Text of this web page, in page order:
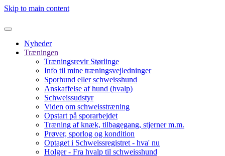
Skip to main content
Nyheder
Træningen
Træningsrevir Størlinge
Info til mine træningsvejledninger
Sporhund eller schweisshund
Anskaffelse af hund (hvalp)
Schweissudstyr
Viden om schweisstræning
Opstart på sporarbejdet
Træning af knæk, tilbagegang, stjerner m.m.
Prøver, sporlog og kondition
Optaget i Schweissregistret - hva' nu
Holger - Fra hvalp til schweisshund